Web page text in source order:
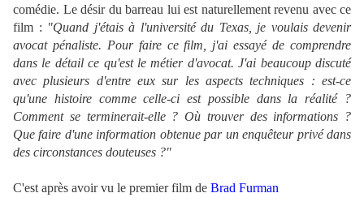
comédie. Le désir du barreau lui est naturellement revenu avec ce
film : "Quand j'étais à l'université du Texas, je voulais devenir
avocat pénaliste. Pour faire ce film, j'ai essayé de comprendre
dans le détail ce qu'est le métier d'avocat. J'ai beaucoup discuté
avec plusieurs d'entre eux sur les aspects techniques : est-ce
qu'une histoire comme celle-ci est possible dans la réalité ?
Comment se terminerait-elle ? Où trouver des informations ?
Que faire d'une information obtenue par un enquêteur privé dans
des circonstances douteuses ?"
C'est après avoir vu le premier film de Brad Furman